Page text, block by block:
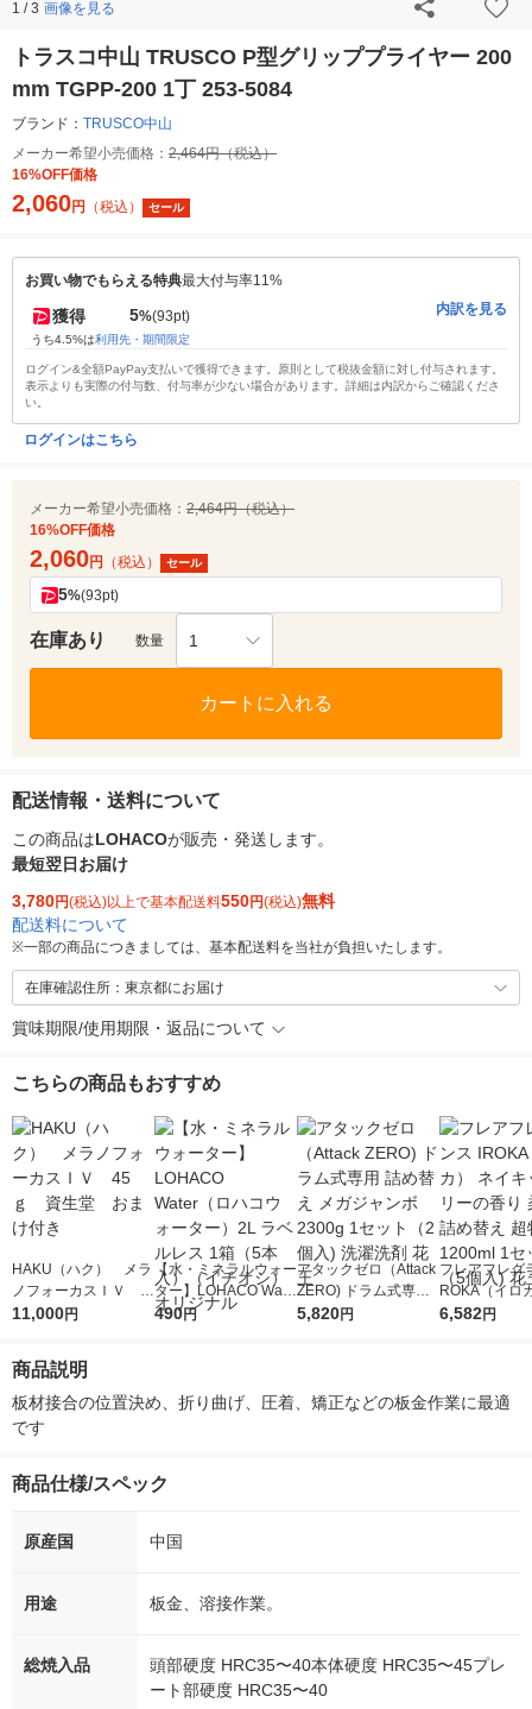
1 / 3 画像を見る
トラスコ中山 TRUSCO P型グリッププライヤー 200
mm TGPP-200 1丁 253-5084
ブランド： TRUSCO中山
メーカー希望小売価格： 2,464円（税込）
16%OFF価格
2,060円 （税込） セール
お買い物でもらえる特典最大付与率11%
獲得 5%(93pt)
うち4.5%は利用先・期間限定
内訳を見る
ログイン&全額PayPay支払いで獲得できます。原則として税抜金額に対し付与されます。
表示よりも実際の付与数、付与率が少ない場合があります。詳細は内訳からご確認くださ
い。
ログインはこちら
メーカー希望小売価格： 2,464円（税込）
16%OFF価格
2,060円 （税込） セール
5%(93pt)
在庫あり 数量 1
カートに入れる
配送情報・送料について
この商品はLOHACOが販売・発送します。
最短翌日お届け
3,780円(税込)以上で基本配送料550円(税込)無料
配送料について
※一部の商品につきましては、基本配送料を当社が負担いたします。
在庫確認住所：東京都にお届け
賞味期限/使用期限・返品について
こちらの商品もおすすめ
HAKU（ハク） メラ
ノフォーカスＩＶ 4
5ｇ 資生堂 おまけ
11,000円
【水・ミネラルウォー
ター】LOHACO Wate
r（ロハコウォータ
490円
アタックゼロ（Attack
ZERO) ドラム式専用
詰め替え メガジャン
5,820円
フレアフレグ
ROKA（イロ
イキッドリリ
6,582円
商品説明
板材接合の位置決め、折り曲げ、圧着、矯正などの板金作業に最適
です
商品仕様/スペック
原産国 中国
用途 板金、溶接作業。
総焼入品
頭部硬度 HRC35〜40本体硬度 HRC35〜45プレ
ート部硬度 HRC35〜40